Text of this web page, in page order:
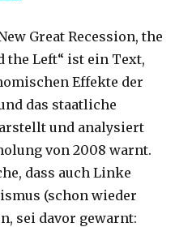
Great Recession, the
the Left“ ist ein Text,
Effekte der
das staatliche
und analysiert
von 2008 warnt.
dass auch Linke
(schon wieder
sei davor gewarnt: